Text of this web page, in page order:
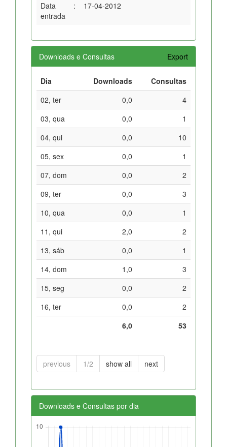
Data
entrada
: 17-04-2012
Downloads e Consultas Export
Dia Downloads
Consultas
02, ter
0,0
4
03, qua
0,0
1
04, qui
0,0
10
05, sex
0,0
1
07, dom
0,0
2
09, ter
0,0
3
10, qua
0,0
1
11, qui
2,0
2
13, sáb
0,0
1
14, dom
1,0
3
15, seg
0,0
2
16, ter
0,0
2
6,0
53
previous 1/2 show all next
Downloads e Consultas por dia